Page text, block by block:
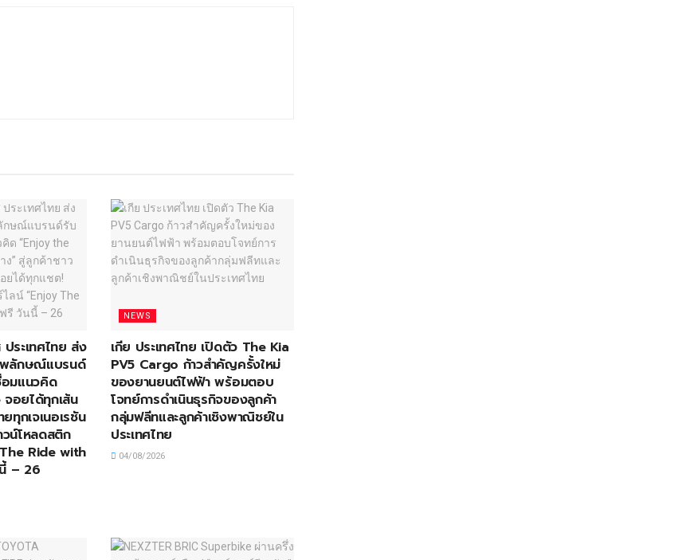
ระเทศไทย ส่ง
พลักษณ์แบรนด์
มแนวคิด
อยได้ทุกเส้น
ทุกเจเนอเรชัน
น์โหลดสติก
Ride with
– 26
NEWS
เกีย ประเทศไทย เปิดตัว The Kia
PV5 Cargo ก้าวสำคัญครั้งใหม่
ของยานยนต์ไฟฟ้า พร้อมตอบ
โจทย์การดำเนินธุรกิจของลูกค้า
กลุ่มฟลีทและลูกค้าเชิงพาณิชย์ใน
ประเทศไทย
04/08/2026